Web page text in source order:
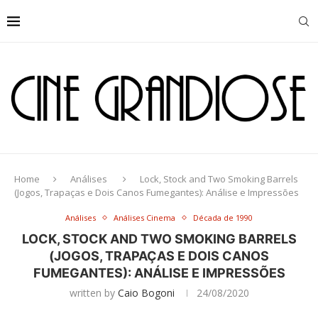
Home Análises
Lock, Stock and Two Smoking Barrels
(Jogos, Trapaças e Dois Canos Fumegantes): Análise e Impressões
Análises Análises Cinema Década de 1990
LOCK, STOCK AND TWO SMOKING BARRELS
(JOGOS, TRAPAÇAS E DOIS CANOS
FUMEGANTES): ANÁLISE E IMPRESSÕES
written by Caio Bogoni 24/08/2020